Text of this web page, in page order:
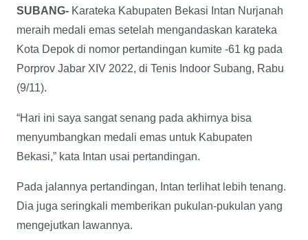
SUBANG- Karateka Kabupaten Bekasi Intan Nurjanah
meraih medali emas setelah mengandaskan karateka
Kota Depok di nomor pertandingan kumite -61 kg pada
Porprov Jabar XIV 2022, di Tenis Indoor Subang, Rabu
(9/11).
“Hari ini saya sangat senang pada akhirnya bisa
menyumbangkan medali emas untuk Kabupaten
Bekasi,” kata Intan usai pertandingan.
Pada jalannya pertandingan, Intan terlihat lebih tenang.
Dia juga seringkali memberikan pukulan-pukulan yang
mengejutkan lawannya.